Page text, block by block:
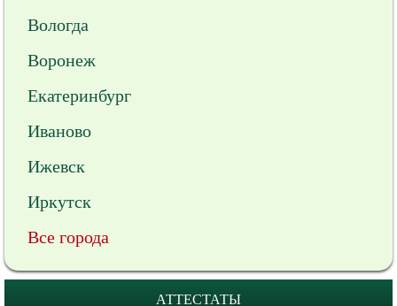
Вологда
Воронеж
Екатеринбург
Иваново
Ижевск
Иркутск
Все города
АТТЕСТАТЫ